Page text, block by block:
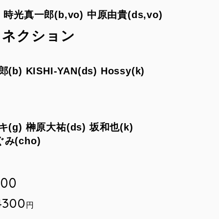
光真一郎(b,vo) 中原由貴(ds,vo)
クション
(b) KISHI-YAN(ds) Hossy(k)
(g) 榊原大祐(ds) 坂和也(k)
み(cho)
円